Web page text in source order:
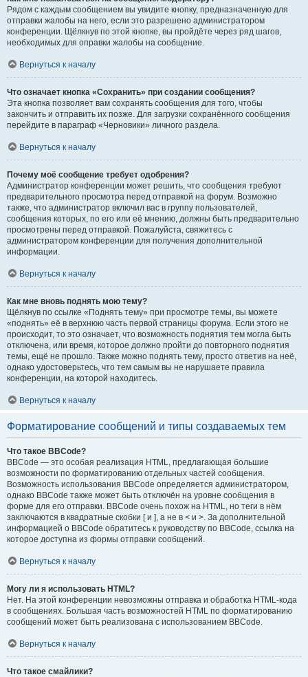
Рядом с каждым сообщением вы увидите кнопку, предназначенную для
отправки жалобы на него, если это разрешено администратором
конференции. Щёлкнув по этой кнопке, вы пройдёте через ряд шагов,
необходимых для оправки жалобы на сообщение.
Вернуться к началу
Что означает кнопка «Сохранить» при создании сообщения?
Эта кнопка позволяет вам сохранять сообщения для того, чтобы
закончить и отправить их позже. Для загрузки сохранённого сообщения
перейдите в параграф «Черновики» личного раздела.
Вернуться к началу
Почему моё сообщение требует одобрения?
Администратор конференции может решить, что сообщения требуют
предварительного просмотра перед отправкой на форум. Возможно
также, что администратор включил вас в группу пользователей,
сообщения которых, по его или её мнению, должны быть предварительно
просмотрены перед отправкой. Пожалуйста, свяжитесь с
администратором конференции для получения дополнительной
информации.
Вернуться к началу
Как мне вновь поднять мою тему?
Щёлкнув по ссылке «Поднять тему» при просмотре темы, вы можете
«поднять» её в верхнюю часть первой страницы форума. Если этого не
происходит, то это означает, что возможность поднятия тем могла быть
отключена, или время, которое должно пройти до повторного поднятия
темы, ещё не прошло. Также можно поднять тему, просто ответив на неё,
однако удостоверьтесь, что тем самым вы не нарушаете правила
конференции, на которой находитесь.
Вернуться к началу
Форматирование сообщений и типы создаваемых тем
Что такое BBCode?
BBCode — это особая реализация HTML, предлагающая большие
возможности по форматированию отдельных частей сообщения.
Возможность использования BBCode определяется администратором,
однако BBCode также может быть отключён на уровне сообщения в
форме для его отправки. BBCode очень похож на HTML, но теги в нём
заключаются в квадратные скобки [ и ], а не в < и >. За дополнительной
информацией о BBCode обратитесь к руководству по BBCode, ссылка на
которое доступна из формы отправки сообщений.
Вернуться к началу
Могу ли я использовать HTML?
Нет. На этой конференции невозможны отправка и обработка HTML-кода
в сообщениях. Большая часть возможностей HTML по форматированию
сообщений может быть реализована с использованием BBCode.
Вернуться к началу
Что такое смайлики?